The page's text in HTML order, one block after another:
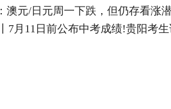
澳元/日元周一下跌，但仍存看涨
7月11日前公布中考成绩!贵阳考